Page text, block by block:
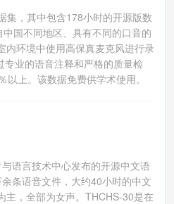
集，其中包含178小时的开源版数
国不同地区、具有不同的口音的
内环境中使用高保真麦克风进行录
业的语音注释和严格的质量检
上。该数据免费供学术使用。
语言技术中心发布的开源中文语
条语音文件，大约40小时的中文
主，全部为女声。THCHS-30是在